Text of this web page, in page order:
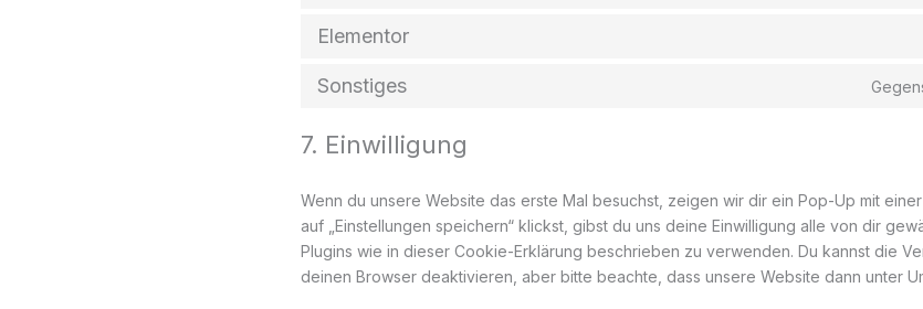
Elementor
Sonstiges
7. Einwilligung
Wenn du unsere Website das erste Mal besuchst, zeigen wir dir ein Pop-Up mit
auf „Einstellungen speichern“ klickst, gibst du uns deine Einwilligung alle von dir
Plugins wie in dieser Cookie-Erklärung beschrieben zu verwenden. Du kannst die
deinen Browser deaktivieren, aber bitte beachte, dass unsere Website dann unter